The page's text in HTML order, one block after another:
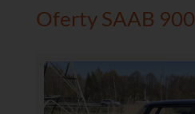
Oferty SAAB 900